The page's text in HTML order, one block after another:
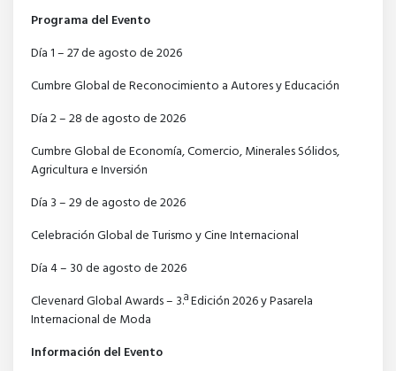
Programa del Evento
Día 1 – 27 de agosto de 2026
Cumbre Global de Reconocimiento a Autores y Educación
Día 2 – 28 de agosto de 2026
Cumbre Global de Economía, Comercio, Minerales Sólidos,
Agricultura e Inversión
Día 3 – 29 de agosto de 2026
Celebración Global de Turismo y Cine Internacional
Día 4 – 30 de agosto de 2026
Clevenard Global Awards – 3.ª Edición 2026 y Pasarela
Internacional de Moda
Información del Evento